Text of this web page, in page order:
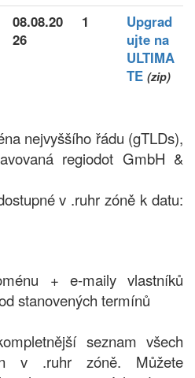
08.08.20
26
1
Upgrad
ujte na
ULTIMA
TE (zip)
nejvyššího řádu (gTLDs),
regiodot GmbH &
v .ruhr zóně k datu:
+ e-maily vlastníků
stanovených termínů
seznam všech
v .ruhr zóně. Můžete